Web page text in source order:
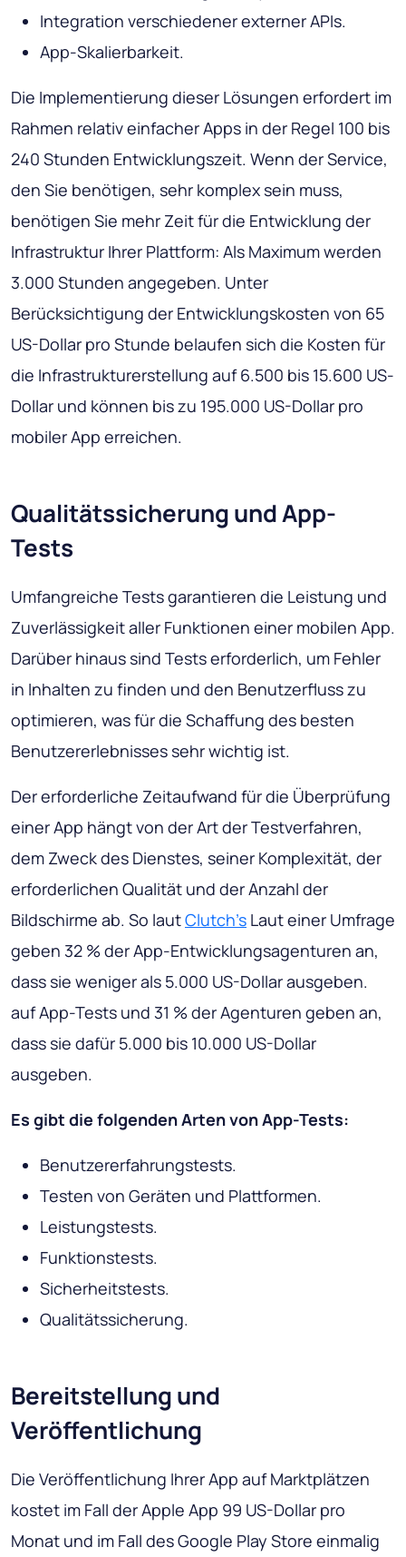
Integration verschiedener externer APIs.
App-Skalierbarkeit.
Die Implementierung dieser Lösungen erfordert im
Rahmen relativ einfacher Apps in der Regel 100 bis
240 Stunden Entwicklungszeit. Wenn der Service,
den Sie benötigen, sehr komplex sein muss,
benötigen Sie mehr Zeit für die Entwicklung der
Infrastruktur Ihrer Plattform: Als Maximum werden
3.000 Stunden angegeben. Unter
Berücksichtigung der Entwicklungskosten von 65
US-Dollar pro Stunde belaufen sich die Kosten für
die Infrastrukturerstellung auf 6.500 bis 15.600 US-
Dollar und können bis zu 195.000 US-Dollar pro
mobiler App erreichen.
Qualitätssicherung und App-
Tests
Umfangreiche Tests garantieren die Leistung und
Zuverlässigkeit aller Funktionen einer mobilen App.
Darüber hinaus sind Tests erforderlich, um Fehler
in Inhalten zu finden und den Benutzerfluss zu
optimieren, was für die Schaffung des besten
Benutzererlebnisses sehr wichtig ist.
Der erforderliche Zeitaufwand für die Überprüfung
einer App hängt von der Art der Testverfahren,
dem Zweck des Dienstes, seiner Komplexität, der
erforderlichen Qualität und der Anzahl der
Bildschirme ab. So lautClutch's Laut einer Umfrage
geben 32 % der App-Entwicklungsagenturen an,
dass sie weniger als 5.000 US-Dollar ausgeben.
auf App-Tests und 31 % der Agenturen geben an,
dass sie dafür 5.000 bis 10.000 US-Dollar
ausgeben.
Es gibt die folgenden Arten von App-Tests:
Benutzererfahrungstests.
Testen von Geräten und Plattformen.
Leistungstests.
Funktionstests.
Sicherheitstests.
Qualitätssicherung.
Bereitstellung und
Veröffentlichung
Die Veröffentlichung Ihrer App auf Marktplätzen
kostet im Fall der Apple App 99 US-Dollar pro
Monat und im Fall des Google Play Store einmalig